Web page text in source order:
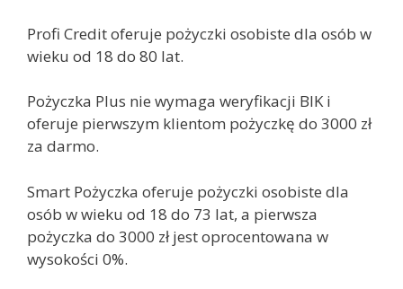
Profi Credit oferuje pożyczki osobiste dla osób w
wieku od 18 do 80 lat.
Pożyczka Plus nie wymaga weryfikacji BIK i
oferuje pierwszym klientom pożyczkę do 3000 zł
za darmo.
Smart Pożyczka oferuje pożyczki osobiste dla
osób w wieku od 18 do 73 lat, a pierwsza
pożyczka do 3000 zł jest oprocentowana w
wysokości 0%.